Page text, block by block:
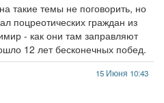
такие темы не поговорить, но
поцреотических граждан из
- как они там заправляют
12 лет бесконечных побед.
15 Июня 10:43